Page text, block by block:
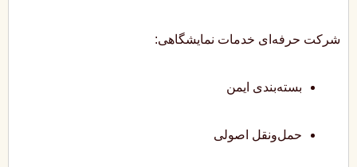
شرکت حرفه‌ای خدمات نمایشگاهی:
بسته‌بندی ایمن
حمل‌ونقل اصولی